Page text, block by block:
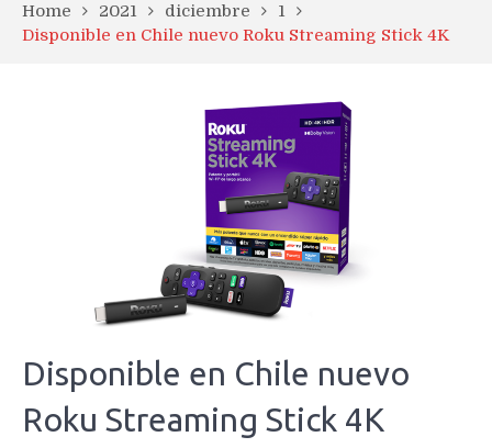
Home 2021 diciembre
1
Disponible en Chile nuevo Roku Streaming Stick 4K
Disponible en Chile nuevo
Roku Streaming Stick 4K